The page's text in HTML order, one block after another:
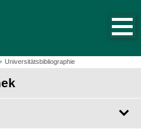
Universitätsbibliographie